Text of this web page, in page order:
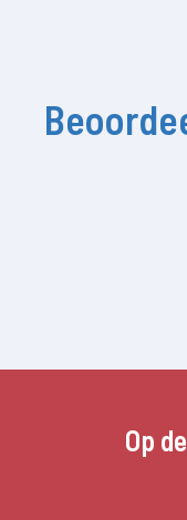
Op